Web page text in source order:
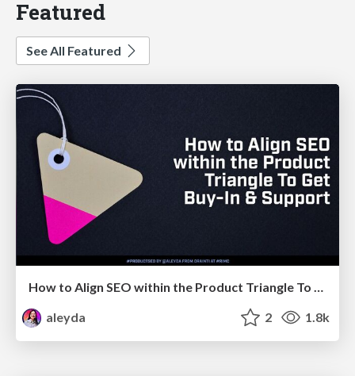
Featured
See All Featured
How to Align SEO within the Product Triangle To Get Buy-In & Support - #RIMC
aleyda
2 1.8k